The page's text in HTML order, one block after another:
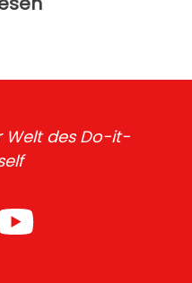
Welt des Do-it-